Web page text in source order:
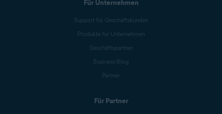
Für Unternehmen
Support für Geschäftskunden
Produkte für Unternehmen
Geschäftspartner
Business-Blog
Partner
Für Partner